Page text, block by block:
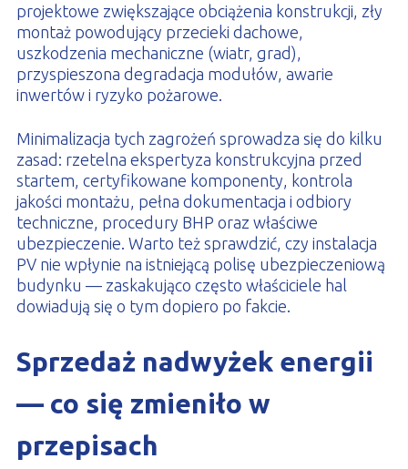
projektowe zwiększające obciążenia konstrukcji, zły
montaż powodujący przecieki dachowe,
uszkodzenia mechaniczne (wiatr, grad),
przyspieszona degradacja modułów, awarie
inwertów i ryzyko pożarowe.
Minimalizacja tych zagrożeń sprowadza się do kilku
zasad: rzetelna ekspertyza konstrukcyjna przed
startem, certyfikowane komponenty, kontrola
jakości montażu, pełna dokumentacja i odbiory
techniczne, procedury BHP oraz właściwe
ubezpieczenie. Warto też sprawdzić, czy instalacja
PV nie wpłynie na istniejącą polisę ubezpieczeniową
budynku — zaskakująco często właściciele hal
dowiadują się o tym dopiero po fakcie.
Sprzedaż nadwyżek energii
— co się zmieniło w
przepisach